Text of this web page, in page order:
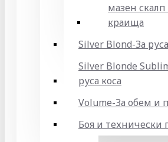
мазен скалп
краища
Silver Blond-За
Silver Blonde
руса коса
Volume-За обем и
Боя и технически